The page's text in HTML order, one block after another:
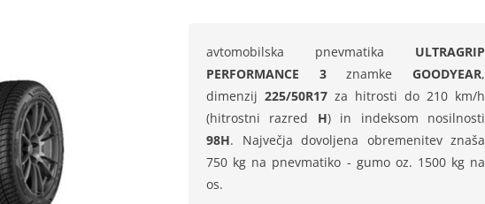
avtomobilska pnevmatika ULTRAGRIP
PERFORMANCE 3znamkeGOODYEAR,
dimenzij225/50R17 za hitrosti do 210 km/h
(hitrostni razred H) in indeksom nosilnosti
98H. Največja dovoljena obremenitev znaša
750 kg na pnevmatiko - gumo oz. 1500 kg na
os.